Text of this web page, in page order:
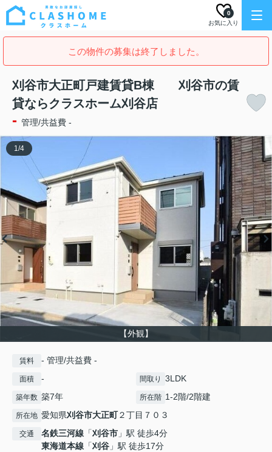
お気に入り
0
この物件の募集は終了しました。
刈谷市大正町戸建賃貸B棟 刈谷市の賃
貸ならクラスホーム刈谷店
- 管理/共益費 -
【外観】
1/4
賃料 - 管理/共益費 -
面積 - 間取り 3LDK
築年数 築7年 所在階 1-2階/2階建
所在地 愛知県刈谷市大正町２丁目７０３
交通 名鉄三河線 「刈谷市 」駅 徒歩4分
東海道本線 「刈谷 」駅 徒歩17分